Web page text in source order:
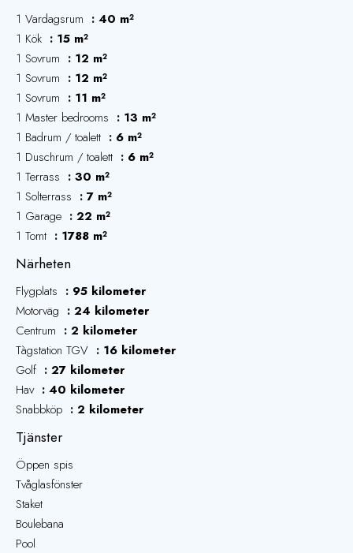
1 Vardagsrum
40 m²
1 Kök
15 m²
1 Sovrum
12 m²
1 Sovrum
12 m²
1 Sovrum
11 m²
1 Master bedrooms
13 m²
1 Badrum / toalett
6 m²
1 Duschrum / toalett
6 m²
1 Terrass
30 m²
1 Solterrass
7 m²
1 Garage
22 m²
1 Tomt
1788 m²
Närheten
Flygplats
95 kilometer
Motorväg
24 kilometer
Centrum
2 kilometer
Tàgstation TGV
16 kilometer
Golf
27 kilometer
Hav
40 kilometer
Snabbköp
2 kilometer
Tjänster
Öppen spis
Tvåglasfönster
Staket
Boulebana
Pool